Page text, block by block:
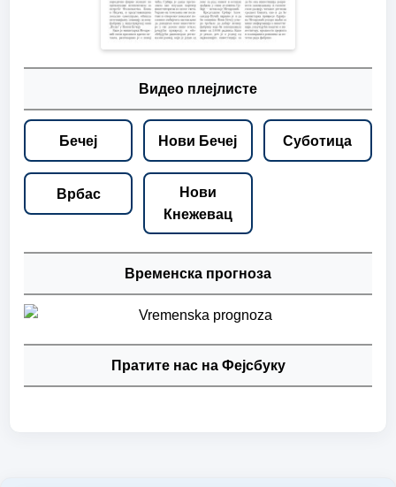
Видео плејлисте
Бечеј Нови Бечеј Суботица
Врбас
Нови
Кнежевац
Временска прогноза
Пратите нас на Фејсбуку